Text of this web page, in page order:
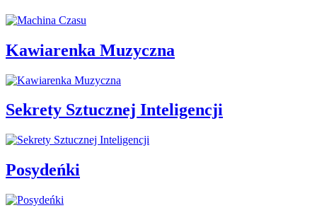
Kawiarenka Muzyczna
Sekrety Sztucznej Inteligencji
Posydeńki